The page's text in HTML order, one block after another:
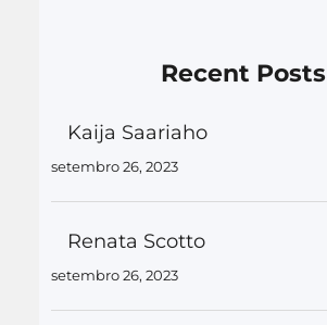
Recent Posts
Kaija Saariaho
setembro 26, 2023
Renata Scotto
setembro 26, 2023